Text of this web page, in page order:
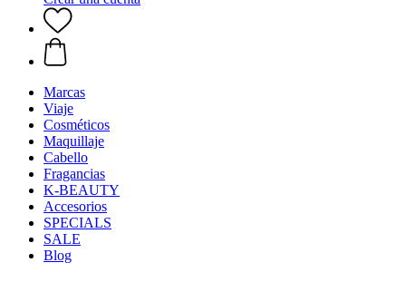
Marcas
Viaje
Cosméticos
Maquillaje
Cabello
Fragancias
K-BEAUTY
Accesorios
SPECIALS
SALE
Blog